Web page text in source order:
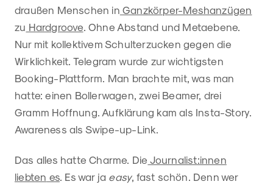
draußen Menschen in Ganzkörper-Meshanzügen
zu Hardgroove. Ohne Abstand und Metaebene.
Nur mit kollektivem Schulterzucken gegen die
Wirklichkeit. Telegram wurde zur wichtigsten
Booking-Plattform. Man brachte mit, was man
hatte: einen Bollerwagen, zwei Beamer, drei
Gramm Hoffnung. Aufklärung kam als Insta-Story.
Awareness als Swipe-up-Link.
Das alles hatte Charme. Die Journalist:innen
liebten es. Es war ja easy, fast schön. Denn wer